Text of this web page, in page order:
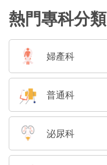
熱門專科分類
婦產科
普通科
泌尿科